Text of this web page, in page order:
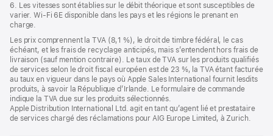
6. Les vitesses sont établies sur le débit théorique et sont susceptibles de
varier. Wi-Fi 6E disponible dans les pays et les régions le prenant en
charge.
Les prix comprennent la TVA (8,1 %), le droit de timbre fédéral, le cas
échéant, et les frais de recyclage anticipés, mais s’entendent hors frais de
livraison (sauf mention contraire). Le taux de TVA sur les produits qualifiés
de services selon le droit fiscal européen est de 23 %, la TVA étant facturée
au taux en vigueur dans le pays où Apple Sales International fournit lesdits
produits, à savoir la République d’Irlande. Le formulaire de commande
indique la TVA due sur les produits sélectionnés.
Apple Distribution International Ltd. agit en tant qu’agent lié et prestataire
de services chargé des réclamations pour AIG Europe Limited, à Zurich.